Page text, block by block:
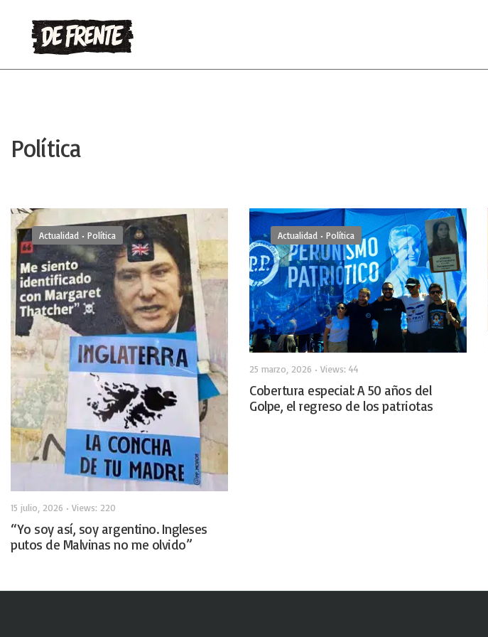
Política
Actualidad • Política
15 julio, 2026 • Views: 220
“Yo soy así, soy argentino. Ingleses
putos de Malvinas no me olvido”
Actualidad • Política
25 marzo, 2026 • Views: 44
Cobertura especial: A 50 años del
Golpe, el regreso de los patriotas